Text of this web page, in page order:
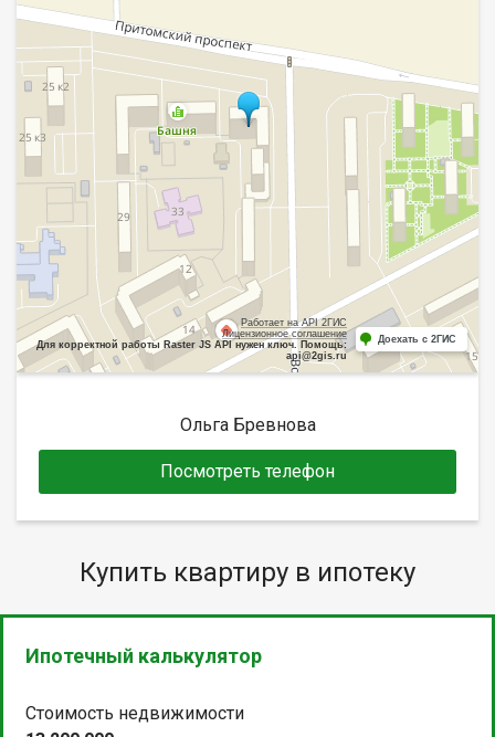
Работает на API 2ГИС
Лицензионное соглашение
Для корректной работы Raster JS API нужен ключ. Помощь:
api@2gis.ru
Доехать с 2ГИС
Ольга Бревнова
Посмотреть телефон
Купить квартиру в ипотеку
Ипотечный калькулятор
Стоимость недвижимости